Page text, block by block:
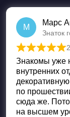
М
Марс
Знаток
Оценка
Знакомы уже
внутренних
по
сюда же.
на высшем